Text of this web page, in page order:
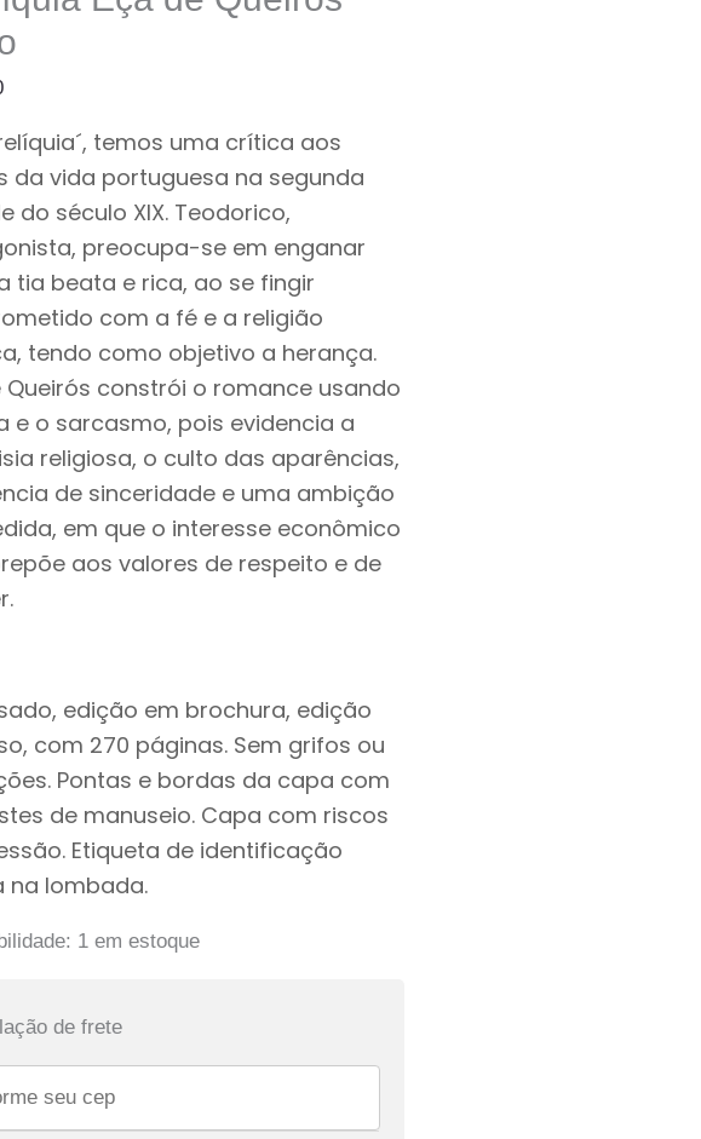
relíquia´, temos uma crítica aos
da vida portuguesa na segunda
do século XIX. Teodorico,
preocupa-se em enganar
tia beata e rica, ao se fingir
com a fé e a religião
tendo como objetivo a herança.
Queirós constrói o romance usando
e o sarcasmo, pois evidencia a
religiosa, o culto das aparências,
de sinceridade e uma ambição
em que o interesse econômico
aos valores de respeito e de
edição em brochura, edição
com 270 páginas. Sem grifos ou
Pontas e bordas da capa com
de manuseio. Capa com riscos
Etiqueta de identificação
na lombada.
1 em estoque
de frete